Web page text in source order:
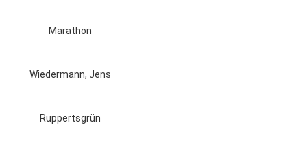
Marathon
Wiedermann, Jens
Ruppertsgrün